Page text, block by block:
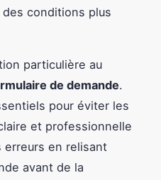
des conditions plus
particulière au
de demande.
pour éviter les
et professionnelle
erreurs en relisant
avant de la